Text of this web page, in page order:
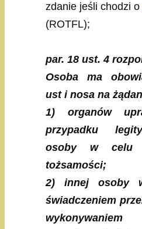
zdanie jeśli chodzi o
(ROTFL);
par. 18 ust. 4
Osoba ma
ust i nosa na
1) organów
przypadku
osoby w celu
tożsamości;
2) innej osoby
świadczeniem